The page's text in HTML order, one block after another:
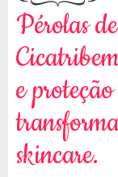
Pérolas
e
skincare.